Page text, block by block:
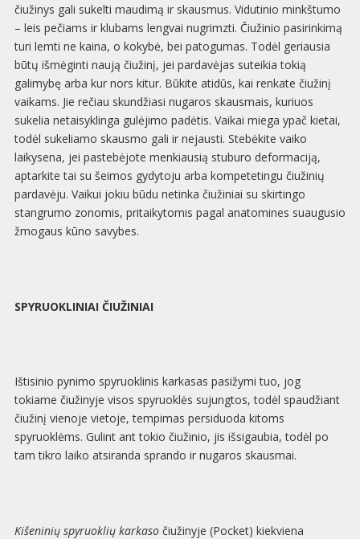
čiužinys gali sukelti maudimą ir skausmus. Vidutinio minkštumo
– leis pečiams ir klubams lengvai nugrimzti. Čiužinio pasirinkimą
turi lemti ne kaina, o kokybė, bei patogumas. Todėl geriausia
būtų išmėginti naują čiužinį, jei pardavėjas suteikia tokią
galimybę arba kur nors kitur. Būkite atidūs, kai renkate čiužinį
vaikams. Jie rečiau skundžiasi nugaros skausmais, kuriuos
sukelia netaisyklinga gulėjimo padėtis. Vaikai miega ypač kietai,
todėl sukeliamo skausmo gali ir nejausti. Stebėkite vaiko
laikysena, jei pastebėjote menkiausią stuburo deformaciją,
aptarkite tai su šeimos gydytoju arba kompetetingu čiužinių
pardavėju. Vaikui jokiu būdu netinka čiužiniai su skirtingo
stangrumo zonomis, pritaikytomis pagal anatomines suaugusio
žmogaus kūno savybes.
SPYRUOKLINIAI ČIUŽINIAI
Ištisinio pynimo spyruoklinis karkasas pasižymi tuo, jog
tokiame čiužinyje visos spyruoklės sujungtos, todėl spaudžiant
čiužinį vienoje vietoje, tempimas persiduoda kitoms
spyruoklėms. Gulint ant tokio čiužinio, jis išsigaubia, todėl po
tam tikro laiko atsiranda sprando ir nugaros skausmai.
Kišeninių spyruoklių karkasočiužinyje (Pocket) kiekviena